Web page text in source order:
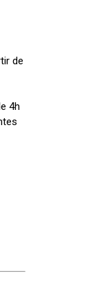
de
4h